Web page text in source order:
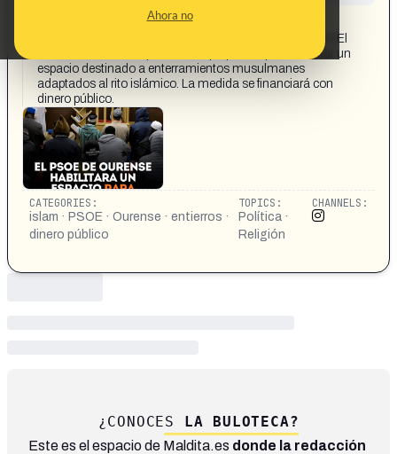
Ahora no
https://www.instagram.com/p/DYFXgNvDeNe/?
igsh=MWw4bTVodGQ3cDZlNw== 🚨 ÚLTIMA HORA | El
PSOE de Ourense aprueba una propuesta para habilitar un
espacio destinado a enterramientos musulmanes
adaptados al rito islámico. La medida se financiará con
dinero público.
CATEGORIES:
islam · PSOE · Ourense · entierros ·
dinero público
TOPICS:
Política ·
Religión
CHANNELS:
¿CONOCES LA BULOTECA?
Este es el espacio de Maldita.es donde la redacción